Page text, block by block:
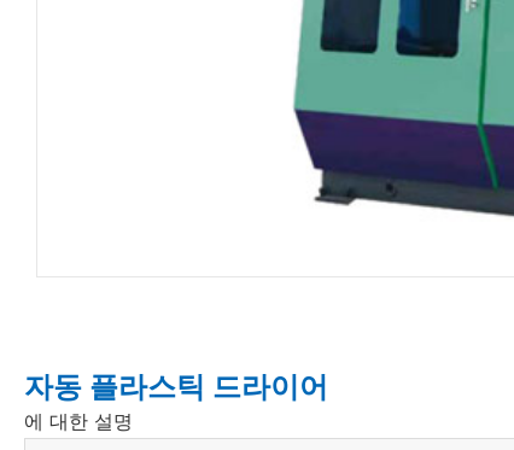
자동 플라스틱 드라이어
에 대한 설명